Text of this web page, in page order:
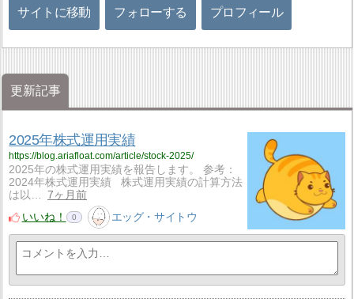
サイトに移動 フォローする プロフィール
更新記事
2025年株式運用実績
https://blog.ariafloat.com/article/stock-2025/
2025年の株式運用実績を報告します。 参考：
2024年株式運用実績 株式運用実績の計算方法
は以…
7ヶ月前
いいね！
0 エッグ・サイトウ